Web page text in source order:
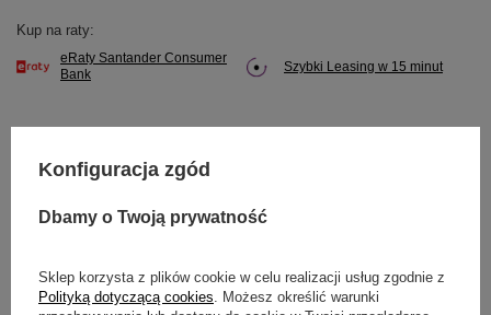
Kup na raty:
eRaty Santander Consumer
Bank
Szybki Leasing w 15 minut
Zadaj pytanie a my odpowiemy niezwłocznie,
Konfiguracja zgód
Dbamy o Twoją prywatność
Sklep korzysta z plików cookie w celu realizacji usług zgodnie z
Polityką dotyczącą cookies . Możesz określić warunki